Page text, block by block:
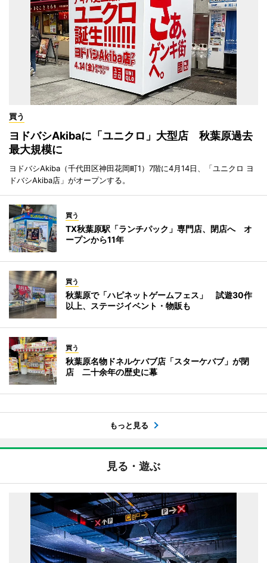
買う
ヨドバシAkibaに「ユニクロ」大型店 秋葉原過去
最大規模に
ヨドバシAkiba（千代田区神田花岡町1）7階に4月14日、「ユニクロ ヨ
ドバシAkiba店」がオープンする。
買う
TX秋葉原駅「ランチパック」専門店、閉店へ オ
ープンから11年
買う
秋葉原で「ハピネットゲームフェス」 試遊30作
以上、ステージイベント・物販も
買う
秋葉原名物ドネルケバブ店「スターケバブ」が閉
店 二十余年の歴史に幕
もっと見る
見る・遊ぶ